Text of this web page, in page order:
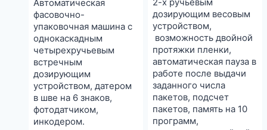
Автоматическая
фасовочно-
упаковочная машина с
однокаскадным
четырехручьевым
встречным
дозирующим
устройством, датером
в шве на 6 знаков,
фотодатчиком,
инкодером.
2-х ручьевым
дозирующим весовым
устройством,
возможность двойной
протяжки пленки,
автоматическая пауза в
работе после выдачи
заданного числа
пакетов, подсчет
пакетов, память на 10
программ,